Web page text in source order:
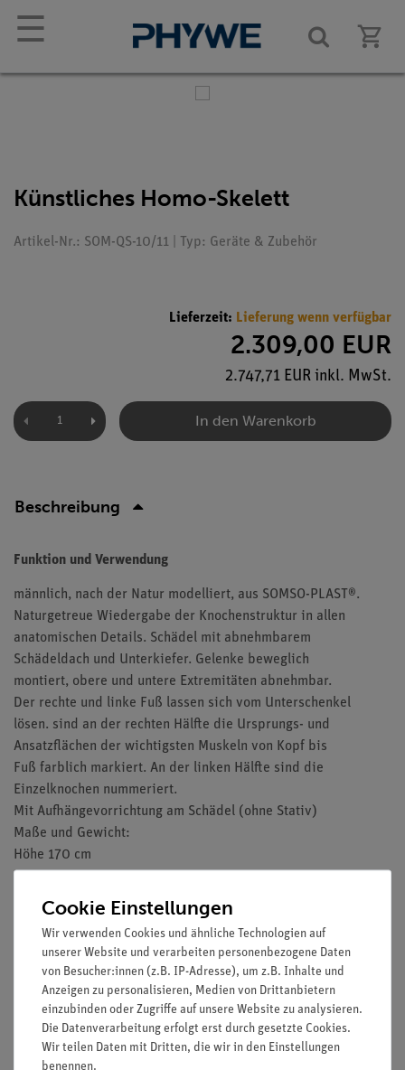
☰
Künstliches Homo-Skelett
Artikel-Nr.: SOM-QS-10/11 | Typ: Geräte & Zubehör
Lieferzeit: Lieferung wenn verfügbar
2.309,00 EUR
2.747,71 EUR inkl. MwSt.
In den Warenkorb
Beschreibung
Funktion und Verwendung
männlich, nach der Natur modelliert, aus SOMSO-PLAST®.
Naturgetreue Wiedergabe der Knochenstruktur in allen
anatomischen Details. Schädel mit abnehmbarem
Schädeldach und Unterkiefer. Gelenke beweglich
montiert, obere und untere Extremitäten abnehmbar.
Der rechte und linke Fuß lassen sich vom Unterschenkel
lösen. sind an der rechten Hälfte die Ursprungs- und
Ansatzflächen der wichtigsten Muskeln von Kopf bis
Fuß farblich markiert. An der linken Hälfte sind die
Einzelknochen nummeriert.
Mit Aufhängevorrichtung am Schädel (ohne Stativ)
Maße und Gewicht:
Höhe 170 cm
Länge 28 cm
Versandkostenfrei ab 300,- €
Cookie Einstellungen
Wir verwenden Cookies und ähnliche Technologien auf
unserer Website und verarbeiten personenbezogene Daten
von Besucher:innen (z.B. IP-Adresse), um z.B. Inhalte und
Anzeigen zu personalisieren, Medien von Drittanbietern
einzubinden oder Zugriffe auf unsere Website zu analysieren.
Die Datenverarbeitung erfolgt erst durch gesetzte Cookies.
Wir teilen Daten mit Dritten, die wir in den Einstellungen
benennen.